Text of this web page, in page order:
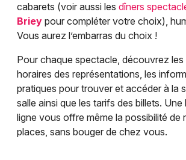
cabarets (voir aussi les dîners
Briey pour compléter votre choix),
Vous aurez l’embarras du choix !
Pour chaque spectacle, découvrez les
horaires des représentations, les
pratiques pour trouver et accéder à la
salle ainsi que les tarifs des billets. Une
ligne vous offre même la possibilité de
places, sans bouger de chez vous.